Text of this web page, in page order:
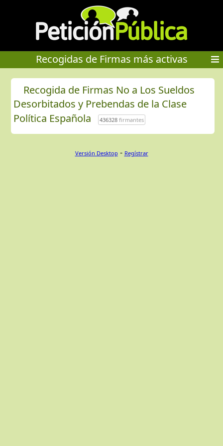
Recogidas de Firmas más activas
Recogida de Firmas No a Los Sueldos
Desorbitados y Prebendas de la Clase
Política Española
436328firmantes
Versión Desktop - Regístrar